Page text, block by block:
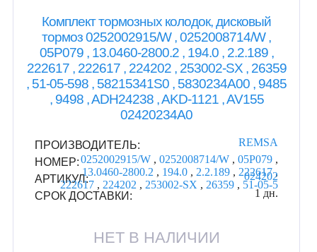
Комплект тормозных колодок, дисковый
тормоз 0252002915/W , 0252008714/W ,
05P079 , 13.0460-2800.2 , 194.0 , 2.2.189 ,
222617 , 222617 , 224202 , 253002-SX , 26359
, 51-05-598 , 58215341S0 , 5830234A00 , 9485
, 9498 , ADH24238 , AKD-1121 , AV155
02420234A0
ПРОИЗВОДИТЕЛЬ:
REMSA
НОМЕР:0252002915/W ,0252008714/W ,05P079 ,
13.0460-2800.2 , 194.0 , 2.2.189 , 222617,
222617 , 224202 , 253002-SX , 26359 , 51-05-5
АРТИКУЛ:
024202
СРОК ДОСТАВКИ:
1 дн.
НЕТ В НАЛИЧИИ